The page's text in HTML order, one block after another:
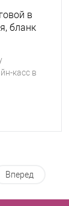
в
бланк
касс в
Вперед